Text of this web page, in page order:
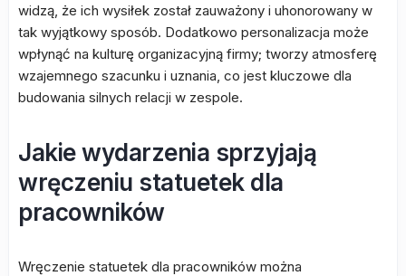
widzą, że ich wysiłek został zauważony i uhonorowany w
tak wyjątkowy sposób. Dodatkowo personalizacja może
wpłynąć na kulturę organizacyjną firmy; tworzy atmosferę
wzajemnego szacunku i uznania, co jest kluczowe dla
budowania silnych relacji w zespole.
Jakie wydarzenia sprzyjają
wręczeniu statuetek dla
pracowników
Wręczenie statuetek dla pracowników można